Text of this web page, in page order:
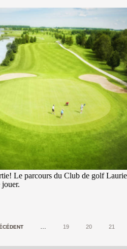
Le parcours du Club de golf
… 19 20 21